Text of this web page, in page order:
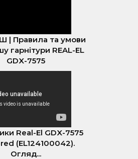
| Правила та умови
гарнітури REAL-EL
GDX-7575
Real-El GDX-7575
(EL124100042).
Огляд...